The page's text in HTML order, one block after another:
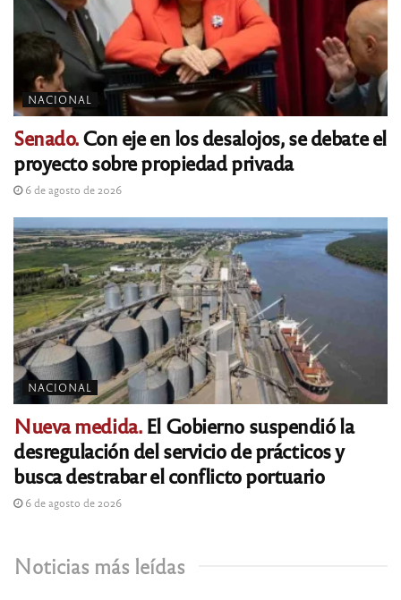
NACIONAL
Senado.Con eje en los desalojos, se debate el
proyecto sobre propiedad privada
6 de agosto de 2026
NACIONAL
Nueva medida.El Gobierno suspendió la
desregulación del servicio de prácticos y
busca destrabar el conflicto portuario
6 de agosto de 2026
Noticias más leídas